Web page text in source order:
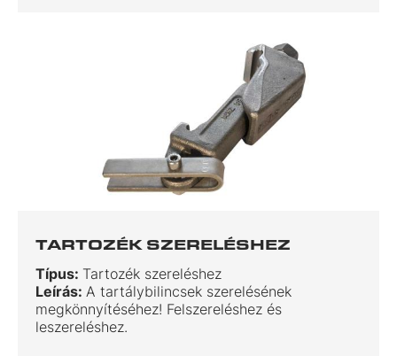
TARTOZÉK SZERELÉSHEZ
Típus: Tartozék szereléshez
Leírás: A tartálybilincsek szerelésének
megkönnyítéséhez! Felszereléshez és
leszereléshez.